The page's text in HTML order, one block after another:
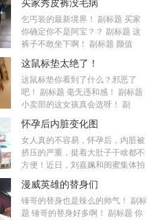
买家秀皮裤没毛病
乞丐装的最新境界！ 副标题 买家
你确定你不是阿宝？？ 副标题 这
裤子不敢坐下啊！ 副标题 颜值
这鼠标垫太绝了！
这鼠标垫你看到了什么？邪恶了
吧！ 副标题 毫无违和感！ 副标题
小卖部的这女孩真会选呀！ 副
怀孕后内脏变化图
女人真的不容易，怀孕后，内脏被
挤压的严重，挺着大肚子干啥都不
方便！近日，刘嘉姵和闺蜜集体拍
漫威英雄的替身们
锤哥的替身也是辣么的帅气！ 副标
题 锤哥的替身好多啊！ 副标题 你